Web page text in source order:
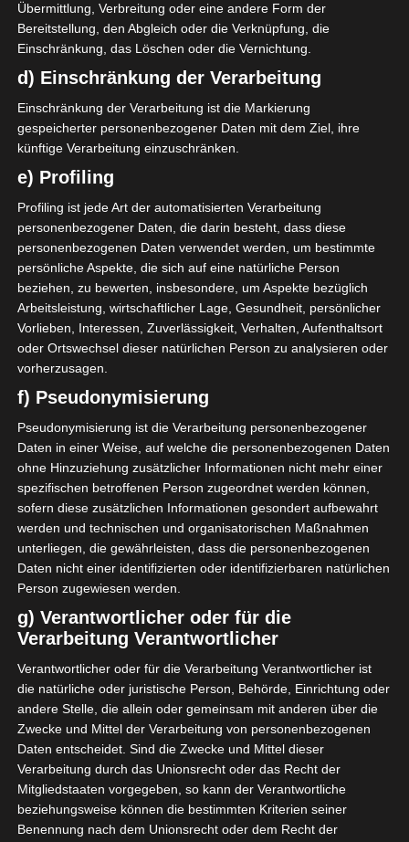
LIGUE 1
Espérance Sportive de Tunis
gibt ihre Spielerliste 2020/21
bekannt
30. November 2020
CAF ,Confédération Africaine de Football
Esperance Sportive de Tunis
FIFA
Die Vereinsführung von Espérance Sportive de Tunis
hat am Montag, den 30. November 2020, dem
Verband des Afrikanischen Fussballs (CAF)
Mehr lesen
Übermittlung, Verbreitung oder eine andere Form der
Bereitstellung, den Abgleich oder die Verknüpfung, die
Einschränkung, das Löschen oder die Vernichtung.
d) Einschränkung der Verarbeitung
Einschränkung der Verarbeitung ist die Markierung
gespeicherter personenbezogener Daten mit dem Ziel, ihre
künftige Verarbeitung einzuschränken.
e) Profiling
Profiling ist jede Art der automatisierten Verarbeitung
personenbezogener Daten, die darin besteht, dass diese
personenbezogenen Daten verwendet werden, um bestimmte
persönliche Aspekte, die sich auf eine natürliche Person
beziehen, zu bewerten, insbesondere, um Aspekte bezüglich
Arbeitsleistung, wirtschaftlicher Lage, Gesundheit, persönlicher
Vorlieben, Interessen, Zuverlässigkeit, Verhalten, Aufenthaltsort
oder Ortswechsel dieser natürlichen Person zu analysieren oder
vorherzusagen.
f) Pseudonymisierung
Pseudonymisierung ist die Verarbeitung personenbezogener
Daten in einer Weise, auf welche die personenbezogenen Daten
ohne Hinzuziehung zusätzlicher Informationen nicht mehr einer
spezifischen betroffenen Person zugeordnet werden können,
sofern diese zusätzlichen Informationen gesondert aufbewahrt
werden und technischen und organisatorischen Maßnahmen
unterliegen, die gewährleisten, dass die personenbezogenen
Daten nicht einer identifizierten oder identifizierbaren natürlichen
Person zugewiesen werden.
g) Verantwortlicher oder für die
Verarbeitung Verantwortlicher
Verantwortlicher oder für die Verarbeitung Verantwortlicher ist
die natürliche oder juristische Person, Behörde, Einrichtung oder
andere Stelle, die allein oder gemeinsam mit anderen über die
Zwecke und Mittel der Verarbeitung von personenbezogenen
Daten entscheidet. Sind die Zwecke und Mittel dieser
Verarbeitung durch das Unionsrecht oder das Recht der
Mitgliedstaaten vorgegeben, so kann der Verantwortliche
beziehungsweise können die bestimmten Kriterien seiner
Benennung nach dem Unionsrecht oder dem Recht der